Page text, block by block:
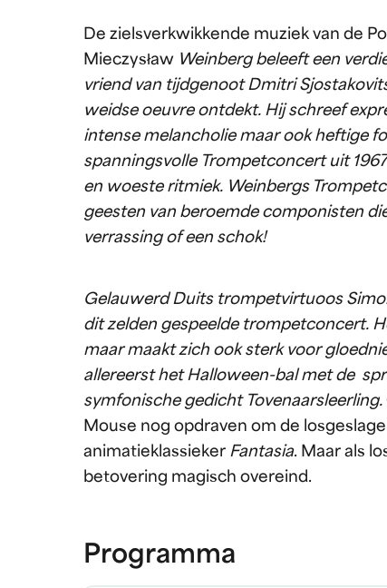
De zielsverkwikkende muziek van de
Mieczysław Weinberg beleeft een
vriend van tijdgenoot Dmitri
weidse oeuvre ontdekt. Hij schreef
intense melancholie maar ook heftige
spanningsvolle Trompetconcert uit
en woeste ritmiek. Weinbergs
geesten van beroemde componisten
verrassing of een schok!
Gelauwerd Duits trompetvirtuoos
dit zelden gespeelde trompetconcert.
maar maakt zich ook sterk voor
allereerst het Halloween-bal met de
symfonische gedicht Tovenaarsleerling.
Mouse nog opdraven om de
animatieklassieker Fantasia. Maar als
betovering magisch overeind.
Programma